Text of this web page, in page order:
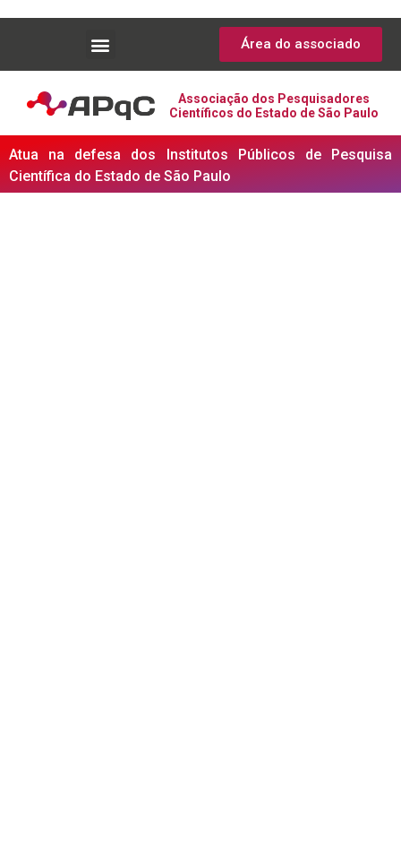
Área do associado
Associação dos Pesquisadores
Científicos do Estado de São Paulo
Atua na defesa dos Institutos Públicos de Pesquisa
Científica do Estado de São Paulo